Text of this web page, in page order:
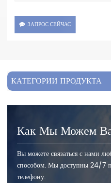
ЗАПРОС СЕЙЧАС
КАТЕГОРИИ ПРОДУКТА
Как Мы Можем
Вы можете связаться с нами
способом. Мы доступны 24/7
телефону.